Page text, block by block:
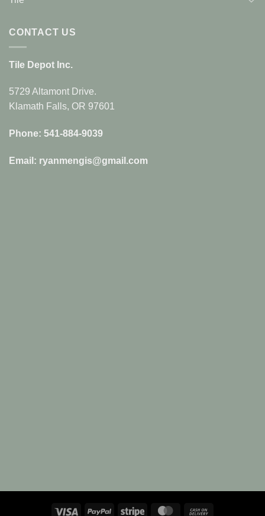
CONTACT US
Tile Depot Inc.
5729 Altamont Drive.
Klamath Falls, OR 97601
Phone: 541-884-9039
Email: ryanmengis@gmail.com